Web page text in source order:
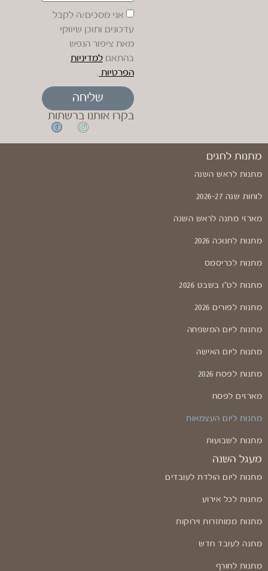
אני מסכים/ה לקבל
עדכונים ותוכן שיווקי
מאת ציפור הנפש
בהתאם למדיניות
הפרטיות .
שליחה
בקרו אותנו ברשתות
מתנות לחגים
מתנות לראש השנה
לוחות שנה 2026-27
מארזי מתנה לראש השנה
מתנות לחנוכה 2026
מתנות לכריסמס
מתנות לט"ו בשבט 2026
מתנות לפורים 2026
מתנות ליום המשפחה
מתנות ליום האישה
מתנות לפסח 2026
מארזים לפסח
מתנות ליום העצמאות
מתנות לשבועות
מעגל השנה
מתנות ליום הולדת לעובדים
מתנות לכל אירוע
מתנות ממוחזרות וירוקות
מתנה לעובד חדש
מתנות לחורף